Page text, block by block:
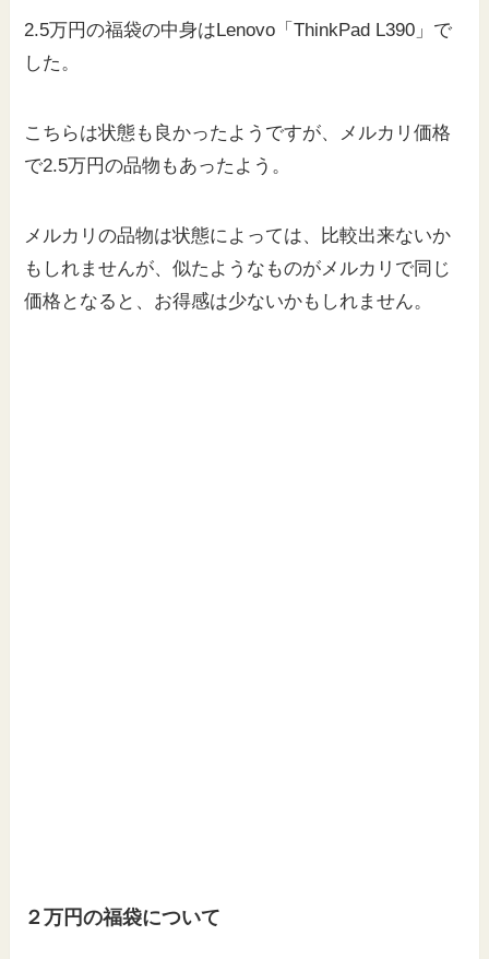
2.5万円の福袋の中身はLenovo「ThinkPad L390」で
した。
こちらは状態も良かったようですが、メルカリ価格
で2.5万円の品物もあったよう。
メルカリの品物は状態によっては、比較出来ないか
もしれませんが、似たようなものがメルカリで同じ
価格となると、お得感は少ないかもしれません。
２万円の福袋について